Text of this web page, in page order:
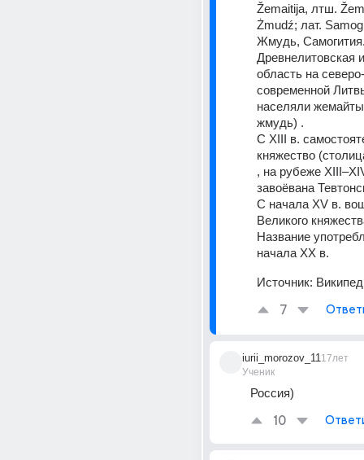
Žemaitija, лтш.
Żmudź; лат.
Жмудь,
Древнелитовская
область на
современной
населяли
жмудь) .
С XIII в.
княжество
, на рубеже
завоёвана
С начала XV в.
Великого
Название
начала XX в.
Источник:
7
iurii_morozov_11
Ученик
17лет
Россия)
10